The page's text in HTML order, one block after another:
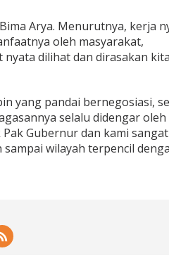
Arya. Menurutnya, kerja
oleh masyarakat,
nyata dilihat dan dirasakan kita
yang pandai bernegosiasi,
selalu didengar oleh
Gubernur dan kami sangat
wilayah terpencil